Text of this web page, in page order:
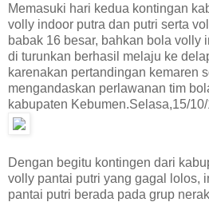
Memasuki hari kedua kontingan
volly indoor putra dan putri serta
babak 16 besar, bahkan bola volly
di turunkan berhasil melaju ke
karenakan pertandingan kemaren
mengandaskan perlawanan tim
kabupaten Kebumen.Selasa,15/10/
Dengan begitu kontingen dari
volly pantai putri yang gagal lolos,
pantai putri berada pada grup